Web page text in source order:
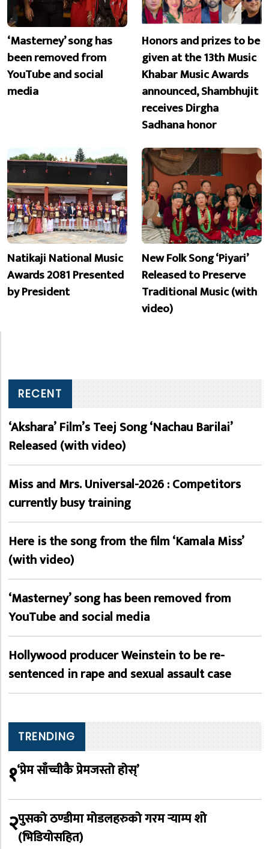
‘Masterney’ song has
been removed from
YouTube and social
media
Honors and prizes to be
given at the 13th Music
Khabar Music Awards
announced, Shambhujit
receives Dirgha
Sadhana honor
Natikaji National Music
Awards 2081 Presented
by President
New Folk Song ‘Piyari’
Released to Preserve
Traditional Music (with
video)
RECENT
‘Akshara’ Film’s Teej Song ‘Nachau Barilai’
Released (with video)
Miss and Mrs. Universal-2026 : Competitors
currently busy training
Here is the song from the film ‘Kamala Miss’
(with video)
‘Masterney’ song has been removed from
YouTube and social media
Hollywood producer Weinstein to be re-
sentenced in rape and sexual assault case
TRENDING
१‘प्रेम साँच्चीकै प्रेमजस्तो होस्’
२पुसको ठण्डीमा मोडलहरुको गरम र्‍याम्प शो
(भिडियोसहित)